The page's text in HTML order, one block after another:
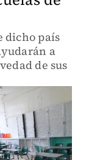
dicho país
a
de sus